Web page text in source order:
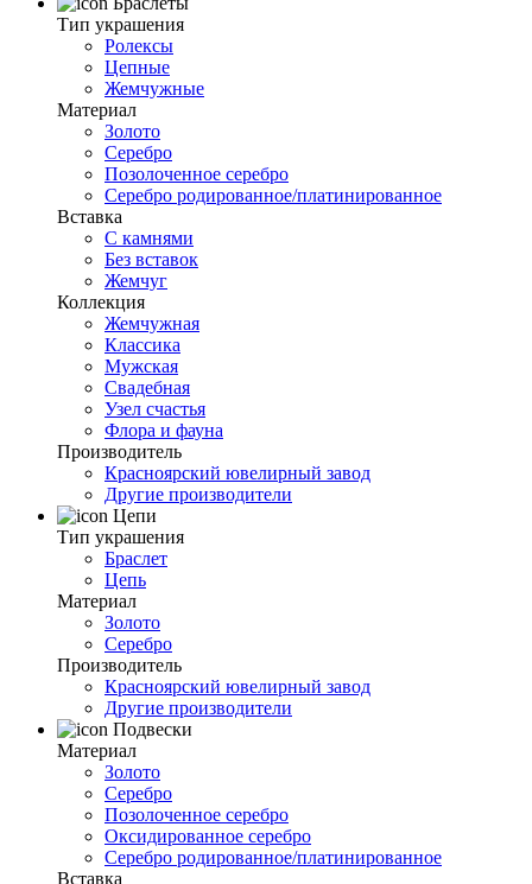
Тип украшения
Ролексы
Цепные
Жемчужные
Материал
Золото
Серебро
Позолоченное серебро
Серебро родированное/платинированное
Вставка
С камнями
Без вставок
Жемчуг
Коллекция
Жемчужная
Классика
Мужская
Свадебная
Узел счастья
Флора и фауна
Производитель
Красноярский ювелирный завод
Другие производители
Цепи
Тип украшения
Браслет
Цепь
Материал
Золото
Серебро
Производитель
Красноярский ювелирный завод
Другие производители
Подвески
Материал
Золото
Серебро
Позолоченное серебро
Оксидированное серебро
Серебро родированное/платинированное
Вставка